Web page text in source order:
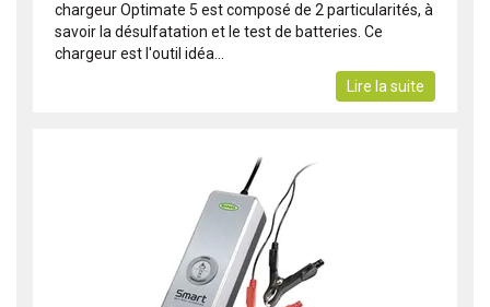
chargeur Optimate 5 est composé de 2 particularités, à
savoir la désulfatation et le test de batteries. Ce
chargeur est l'outil idéa...
Lire la suite